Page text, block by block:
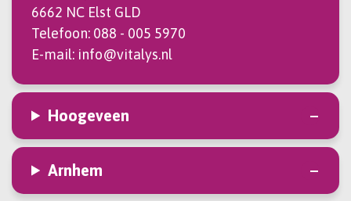
6662 NC Elst GLD
Telefoon: 088 - 005 5970
E-mail: info@vitalys.nl
Hoogeveen
Arnhem